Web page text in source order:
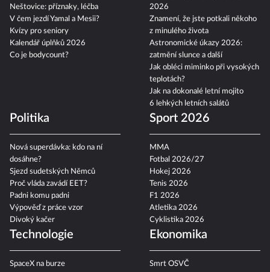
Neštovice: příznaky, léčba
V čem jezdí Yamal a Mesii?
Kvízy pro seniory
Kalendář úplňků 2026
Co je bodycount?
2026
Znamení, že jste potkali někoho
z minulého života
Astronomické úkazy 2026:
zatmění slunce a další
Jak obléci miminko při vysokých
teplotách?
Jak na dokonalé letní mojito
6 lehkých letních salátů
Politika
Nová superdávka: kdo na ní
dosáhne?
Sjezd sudetských Němců
Proč vláda zavádí EET?
Padni komu padni
Výpověď z práce vzor
Divoký kačer
Sport 2026
MMA
Fotbal 2026/27
Hokej 2026
Tenis 2026
F1 2026
Atletika 2026
Cyklistika 2026
Technologie
SpaceX na burze
Ekonomika
Smrt OSVČ